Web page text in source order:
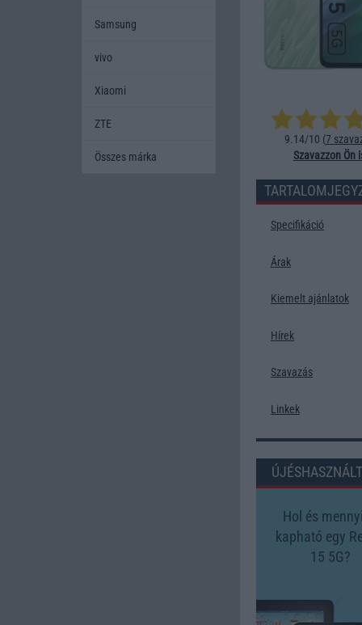
9.14/10 (7
Szavazzon Ön
Specifikáció
Árak
Kiemelt ajánlatok
Hírek
Szavazás
Linkek
Hol és
kapható egy
15 5G?
Samsung
vivo
Xiaomi
ZTE
Összes márka